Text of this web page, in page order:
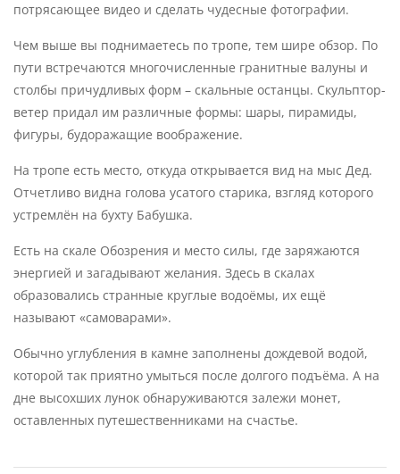
потрясающее видео и сделать чудесные фотографии.
Чем выше вы поднимаетесь по тропе, тем шире обзор. По
пути встречаются многочисленные гранитные валуны и
столбы причудливых форм – скальные останцы. Скульптор-
ветер придал им различные формы: шары, пирамиды,
фигуры, будоражащие воображение.
На тропе есть место, откуда открывается вид на мыс Дед.
Отчетливо видна голова усатого старика, взгляд которого
устремлён на бухту Бабушка.
Есть на скале Обозрения и место силы, где заряжаются
энергией и загадывают желания. Здесь в скалах
образовались странные круглые водоёмы, их ещё
называют «самоварами».
Обычно углубления в камне заполнены дождевой водой,
которой так приятно умыться после долгого подъёма. А на
дне высохших лунок обнаруживаются залежи монет,
оставленных путешественниками на счастье.